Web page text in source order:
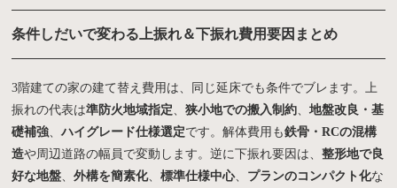
条件しだいで変わる上振れ＆下振れ費用要因まとめ
3階建ての家の建て替え費用は、同じ延床でも条件でブレます。上
振れの代表は準防火地域指定、狭小地での搬入制約、地盤改良・基
礎補強、ハイグレード仕様選定です。解体費用も鉄骨・RCの混構
造や周辺道路の幅員で変動します。逆に下振れ要因は、整形地で良
好な地盤、外構を簡素化、標準仕様中心、 プランのコンパクト化な